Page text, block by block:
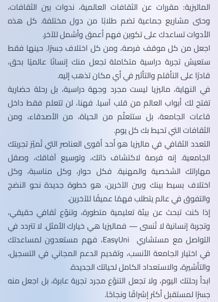
الماليزية: مقررات عن الثقافات العالمية، ندوات بين الثقافات،
وحتى مشاريع جماعية تضم طلابًا من دول مختلفة. كل هذه
الأدوات تساعدك على تكوين فهم أعمق وأشمل للآخر.
اجعل من كل موقف فرصة، ومن كل اختلاف جسرًا. حينها فقط
ستعيش تجربة دراسية متكاملة تجعل منك إنسانًا عالميًا بحق،
قادرًا على التأقلم والتأثير في أي مكان تذهب إليه.
في النهاية، ماليزيا ليست مجرد وجهة دراسية، بل رحلة حضارية
تفتح لك أبواب العالم من قلب آسيا. فهنا، لن تتعلم فقط داخل
قاعات الجامعة، بل ستتعلّم من الحياة، من الأصدقاء، ومن
الثقافات التي تحيط بك كل يوم.
التعدد الثقافي في ماليزيا هو أحد أقوى العناصر التي تُميّز تجربتك
الجامعية. إنه فرصة لاكتشاف ذاتك، وتوسيع آفاقك، وصقل
مهاراتك الشخصية والمهنية. فكل حوار، وكل مناسبة، وكل
اختلاف بسيط بينك وبين الآخرين، هو خطوة جديدة نحو النضج
والتفوق في عالم يتطلب فهمًا عميقًا للآخرين.
إذا كنت تبحث عن بيئة تعليمية متطورة، وتنوّع ثقافي حقيقي،
وتجربة إنسانية لا تُنسى — فماليزيا هي خيارك الأمثل. لا تتردد في
التواصل مع مستشاري EasyUni، فهم مستعدون لمساعدتك
في اختيار الجامعة الأنسب، وتقديم الدعم المجاني في التسجيل،
والتأشيرة، والاستعداد الكامل لحياتك الجديدة.
ابدأ رحلتك اليوم، ولا تجعل التنوّع مجرد تجربة عابرة، بل اجعل منه
جسرًا لمستقبل أكثر إشراقًا ونجاحًا.